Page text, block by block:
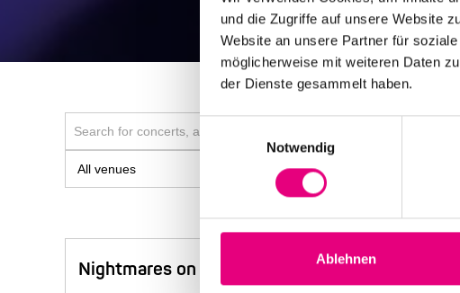
und die Zugriffe auf unsere Website
Website an unsere Partner für
möglicherweise mit weiteren Daten
der Dienste gesammelt haben.
Notwendig
Ablehnen
Nightmares on Wax Charlie